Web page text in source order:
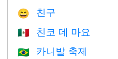
😄 친구
🇲🇽 친코 데 마요
🇧🇷 카니발 축제